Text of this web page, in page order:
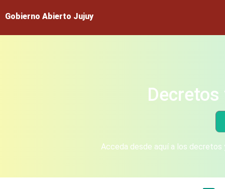
Gobierno Abierto Jujuy
Acceda desde aquí a los